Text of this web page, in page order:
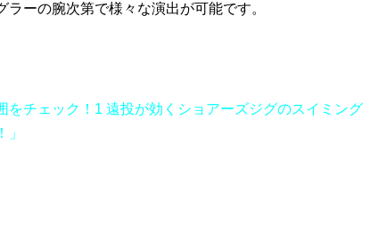
ーの腕次第で様々な演出が可能です。
をチェック！1 遠投が効くショアーズジグのスイミング